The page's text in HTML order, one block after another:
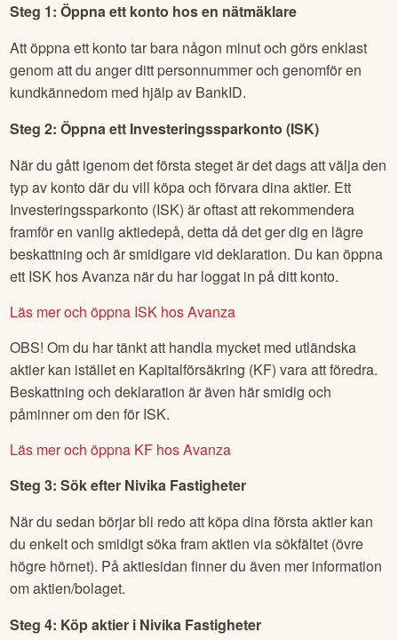
Steg 1: Öppna ett konto hos en nätmäklare
Att öppna ett konto tar bara någon minut och görs enklast
genom att du anger ditt personnummer och genomför en
kundkännedom med hjälp av BankID.
Steg 2: Öppna ett Investeringssparkonto (ISK)
När du gått igenom det första steget är det dags att välja den
typ av konto där du vill köpa och förvara dina aktier. Ett
Investeringssparkonto (ISK) är oftast att rekommendera
framför en vanlig aktiedepå, detta då det ger dig en lägre
beskattning och är smidigare vid deklaration. Du kan öppna
ett ISK hos Avanza när du har loggat in på ditt konto.
Läs mer och öppna ISK hos Avanza
OBS! Om du har tänkt att handla mycket med utländska
aktier kan istället en Kapitalförsäkring (KF) vara att föredra.
Beskattning och deklaration är även här smidig och
påminner om den för ISK.
Läs mer och öppna KF hos Avanza
Steg 3: Sök efter Nivika Fastigheter
När du sedan börjar bli redo att köpa dina första aktier kan
du enkelt och smidigt söka fram aktien via sökfältet (övre
högre hörnet). På aktiesidan finner du även mer information
om aktien/bolaget.
Steg 4: Köp aktier i Nivika Fastigheter